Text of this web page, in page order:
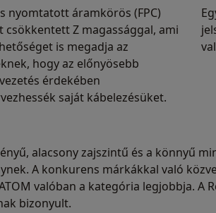
nyomtatott áramkörös (FPC)
csökkentett Z magassággal, ami
is megadja az
hogy az előnyösebb
érdekében
saját kábelezésüket.
alacsony zajszintű és a könnyű
A konkurens márkákkal való
valóban a kategória legjobbja. A
bizonyult.